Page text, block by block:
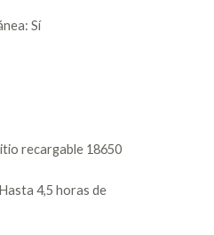
Sí
recargable 18650
4,5 horas de